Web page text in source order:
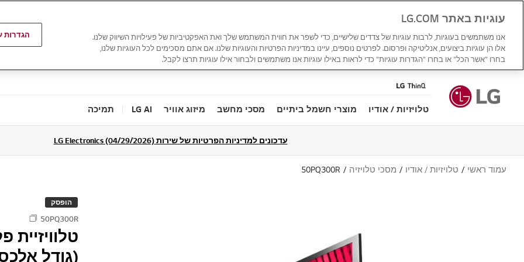
טלויזיות / אודיו מוצרי חשמל ביתיים מסכי מחשב מיזוג אוויר LG AI תמיכה
עדכונים למדיניות הפרטיות של שירות LG Electronics (04/29/2026)
עמוד ראשי טלויזיות / אודיו מסכי טלויזיה 50PQ300R
הופסק
50PQ300R
(גודל אלכסוני
עוגיות באתר LG.COM
אנו משתמשים בעוגיות, לרבות עוגיות של צדדים שלישיים, כדי לשפר את חווית המשתמש שלך ואת האפקטיביות של פעילויות השיווק שלנו.
אלו הן עוגיות ביצועים, אנליטיקה ופרסום. לפרטים נוספים, עיינו במדיניות הפרטיות והעוגיות שלנו. אם אתם מסכימים לכל העוגיות שלנו,
בחרו "אשר הכל" או בחרו "הגדרות עוגיות" כדי לראות באילו עוגיות אנו משתמשים ולבחור אילו עוגיות תרצו לקבל.
הגדרות